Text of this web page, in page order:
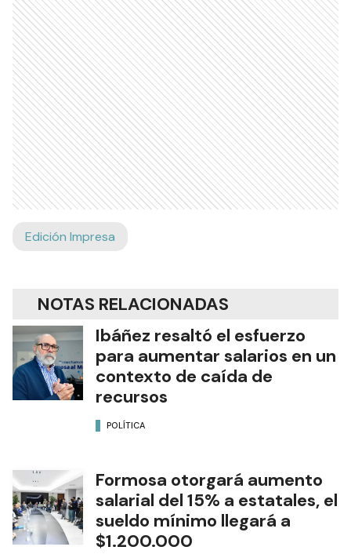
Edición Impresa
NOTAS RELACIONADAS
Ibáñez resaltó el esfuerzo
para aumentar salarios en un
contexto de caída de
recursos
POLÍTICA
Formosa otorgará aumento
salarial del 15% a estatales, el
sueldo mínimo llegará a
$1.200.000